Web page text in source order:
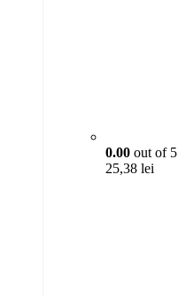
0.00 out of 5
25,38 lei